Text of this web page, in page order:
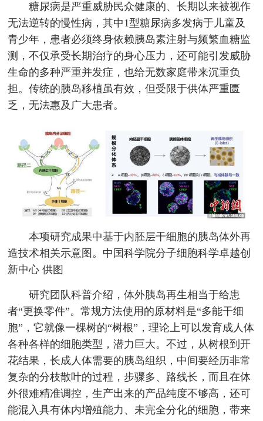
糖尿病是严重威胁民众健康的、长期以来被视作
无法逆转的慢性病，其中1型糖尿病多发病于儿童及
青少年，患者必须终身依赖胰岛素注射与频繁血糖监
测，不仅承受长期治疗的身心压力，还可能引发威胁
生命的多种严重并发症，也给无数家庭带来沉重负
担。传统的胰岛移植虽有效，但受限于供体严重匮
乏，无法惠及广大患者。
本项研究成果中基于内胚层干细胞的胰岛体外再
造技术相关示意图。中国科学院分子细胞科学卓越创
新中心 供图
研究团队科普介绍，体外胰岛再生相当于给患
者“更换零件”。常规方法使用的原材料是“多能干细
胞”，它就像一棵树的“树根”，理论上可以发育成人体
各种各样的细胞类型，潜力巨大。不过，从树根到开
花结果，长成人体需要的胰岛组织，中间要经历非常
复杂的分枝散叶的过程，步骤多、路线长，而且在体
外很难精准调控，生产出来的产品纯度不够高，还可
能混入具有体内增殖能力、未完全分化的细胞，带来